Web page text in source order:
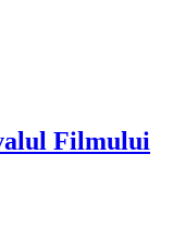
Filmului